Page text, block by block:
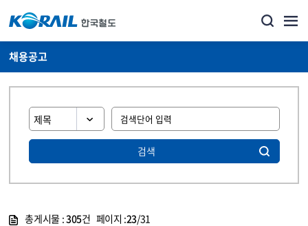
채용공고
검색
총게시물 :305건 페이지 :23/31